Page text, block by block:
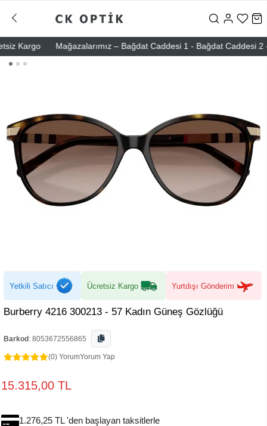
Kargo Mağazalarımız – Bağdat Caddesi 1 - Bağdat Caddesi 2 -
Yetkili Satıcı Ücretsiz Kargo Yurtdışı Gönderim
Burberry 4216 300213 - 57 Kadın Güneş Gözlüğü
Barkod : 8053672556865
(0) YorumYorum Yap
15.315,00 TL
1.276,25 TL 'den başlayan taksitlerle